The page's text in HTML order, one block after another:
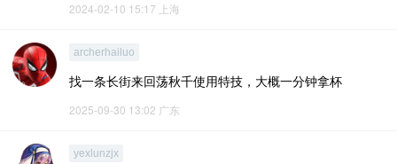
2024-02-10 15:17 上海
archerhailuo
找一条长街来回荡秋千使用特技，大概一分钟拿杯
2025-09-30 13:02 广东
yexlunzjx